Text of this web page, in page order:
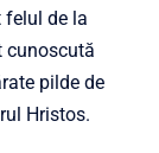
felul de la
cunoscută
pilde de
Hristos.